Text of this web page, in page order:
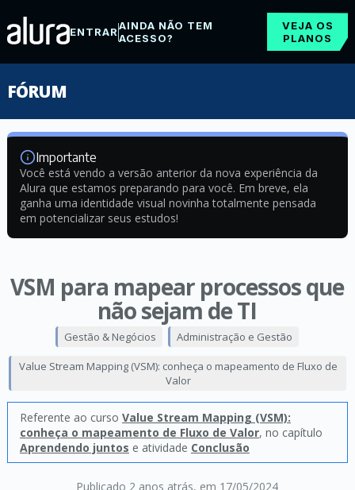
ENTRARAINDA NÃO TEM
ACESSO?
VEJA OS
PLANOS
FÓRUM
Importante
Você está vendo a versão anterior da nova experiência da
Alura que estamos preparando para você. Em breve, ela
ganha uma identidade visual novinha totalmente pensada
em potencializar seus estudos!
VSM para mapear processos que
não sejam de TI
Publicado 2 anos atrás, em 17/05/2024
Gestão & Negócios Administração e Gestão
Value Stream Mapping (VSM): conheça o mapeamento de Fluxo de
Valor
Referente ao curso Value Stream Mapping (VSM):
conheça o mapeamento de Fluxo de Valor, no capítulo
Aprendendo juntos e atividade Conclusão